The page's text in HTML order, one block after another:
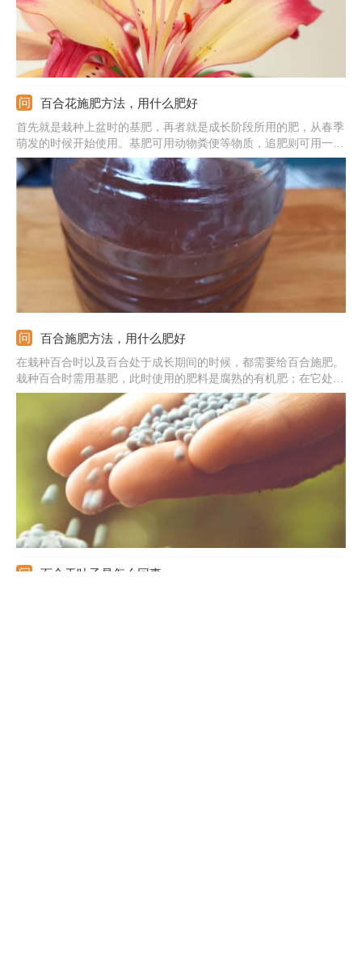
百合花施肥方法，用什么肥好
首先就是栽种上盆时的基肥，再者就是成长阶段所用的肥，从春季
萌发的时候开始使用。基肥可用动物粪便等物质，追肥则可用一些
腐熟的有机肥。基肥可以混合着土壤一块放入花盆中，量不用太
多；追肥在使用时可以挖开花盆边缘的土，然后放入肥料，施肥频
率可在两个星期一次。休眠期、以及花期的时候，都不适合施肥。
百合施肥方法，用什么肥好
在栽种百合时以及百合处于成长期间的时候，都需要给百合施肥。
栽种百合时需用基肥，此时使用的肥料是腐熟的有机肥；在它处于
成长期时，可以用一些复合肥。施肥时，根据“薄肥勤施”的原则，
频率可以在一周或者两周一次。需要注意开花的时候别施肥，休眠
的时候也别施肥，施肥可以与浇水一同进行。
百合干叶子是怎么回事